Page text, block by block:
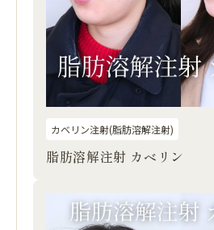
カベリン注射(脂肪溶解注射)
脂肪溶解注射 カベリン